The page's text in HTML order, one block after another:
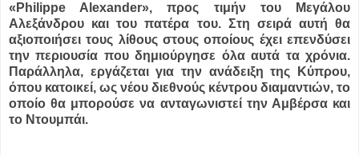
«Philippe Alexander», προς τιμήν του Μεγάλου
Αλεξάνδρου και του πατέρα του. Στη σειρά αυτή θα
αξιοποιήσει τους λίθους στους οποίους έχει επενδύσει
την περιουσία που δημιούργησε όλα αυτά τα χρόνια.
Παράλληλα, εργάζεται για την ανάδειξη της Κύπρου,
όπου κατοικεί, ως νέου διεθνούς κέντρου διαμαντιών, το
οποίο θα μπορούσε να ανταγωνιστεί την Αμβέρσα και
το Ντουμπάι.